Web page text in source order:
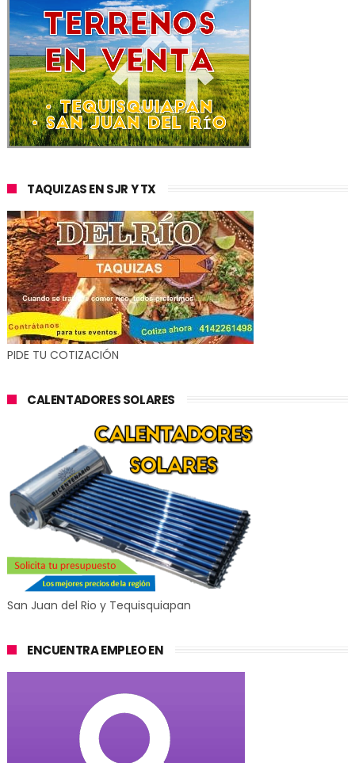
TAQUIZAS EN SJR Y TX
PIDE TU COTIZACIÓN
CALENTADORES SOLARES
San Juan del Rio y Tequisquiapan
ENCUENTRA EMPLEO EN